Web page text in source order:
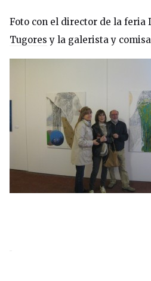
Foto con el director de la feria
Tugores y la galerista y